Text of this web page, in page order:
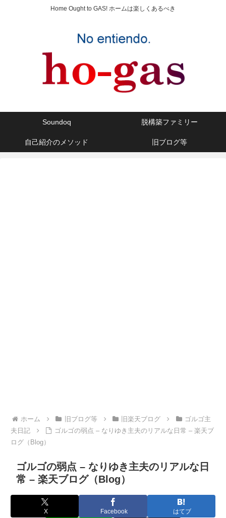
Home Ought to GAS! ホームは楽しくあるべき
Soundoq 脱構築ファミリー
自己紹介のメソッド 旧ブログ等
ホーム 旧ブログ等 旧楽天ブログ
ゴルゴ主
夫日記
ゴルゴの弱点 – なりゆき主夫のリアルな日常 – 楽天ブ
ログ（Blog）
ゴルゴの弱点 – なりゆき主夫のリアルな日
常 – 楽天ブログ（Blog）
X Facebook はてブ